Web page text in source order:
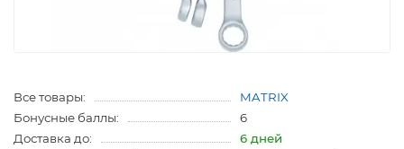
Все товары:
MATRIX
Бонусные баллы:
6
Доставка до:
6 дней